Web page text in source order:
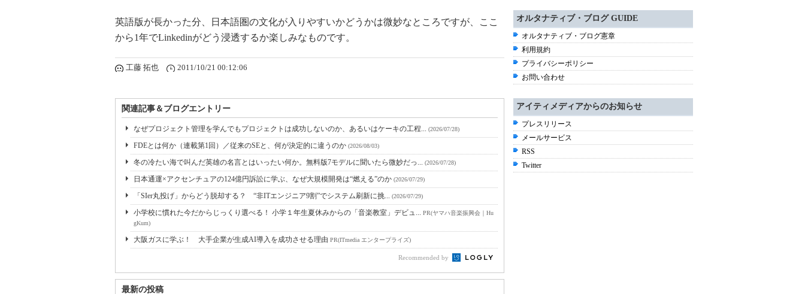
英語版が長かった分、日本語圏の文化が入りやすいかどうかは微妙なところですが、ここ
から1年でLinkedinがどう浸透するか楽しみなものです。
工藤 拓也 2011/10/21 00:12:06
関連記事＆ブログエントリー
なぜプロジェクト管理を学んでもプロジェクトは成功しないのか、あるいはケーキの工程... (2026/07/28)
FDEとは何か（連載第1回）／従来のSEと、何が決定的に違うのか (2026/08/03)
冬の冷たい海で叫んだ英雄の名言とはいったい何か。無料版7モデルに聞いたら微妙だっ... (2026/07/28)
日本通運×アクセンチュアの124億円訴訟に学ぶ、なぜ大規模開発は“燃える”のか (2026/07/29)
「SIer丸投げ」からどう脱却する？ “非ITエンジニア9割”でシステム刷新に挑... (2026/07/29)
小学校に慣れた今だからじっくり選べる！ 小学１年生夏休みからの「音楽教室」デビュ... PR(ヤマハ音楽振興会｜Hu
gKum)
大阪ガスに学ぶ！ 大手企業が生成AI導入を成功させる理由 PR(ITmedia エンタープライズ)
Recommended by
最新の投稿
オルタナティブ・ブログ GUIDE
オルタナティブ・ブログ憲章
利用規約
プライバシーポリシー
お問い合わせ
アイティメディアからのお知らせ
プレスリリース
メールサービス
RSS
Twitter